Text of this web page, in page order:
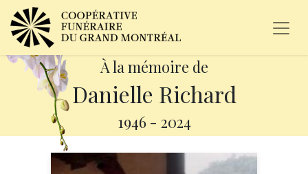
À la mémoire de
Danielle Richard
1946 - 2024